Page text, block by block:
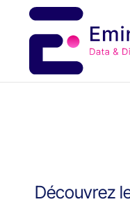
Découvrez